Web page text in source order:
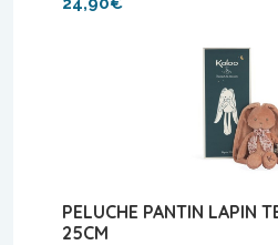
PELUCHE PANTIN LAPIN
25CM